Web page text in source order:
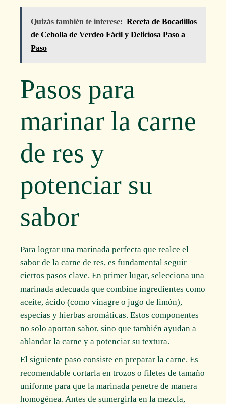
Quizás también te interese: Receta de Bocadillos
de Cebolla de Verdeo Fácil y Deliciosa Paso a
Paso
Pasos para
marinar la carne
de res y
potenciar su
sabor
Para lograr una marinada perfecta que realce el
sabor de la carne de res, es fundamental seguir
ciertos pasos clave. En primer lugar, selecciona una
marinada adecuada que combine ingredientes como
aceite, ácido (como vinagre o jugo de limón),
especias y hierbas aromáticas. Estos componentes
no solo aportan sabor, sino que también ayudan a
ablandar la carne y a potenciar su textura.
El siguiente paso consiste en preparar la carne. Es
recomendable cortarla en trozos o filetes de tamaño
uniforme para que la marinada penetre de manera
homogénea. Antes de sumergirla en la mezcla,